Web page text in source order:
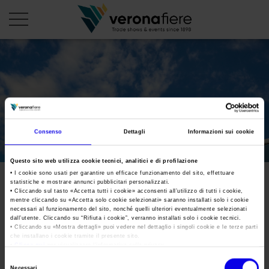
Consenso Dettagli Informazioni sui cookie
Questo sito web utilizza cookie tecnici, analitici e di profilazione
• I cookie sono usati per garantire un efficace funzionamento del sito, effettuare
statistiche e mostrare annunci pubblicitari personalizzati.
• Cliccando sul tasto «Accetta tutti i cookie» acconsenti all’utilizzo di tutti i cookie,
mentre cliccando su «Accetta solo cookie selezionati» saranno installati solo i cookie
necessari al funzionamento del sito, nonché quelli ulteriori eventualmente selezionati
dall’utente. Cliccando su “ Rifiuta i cookie”, verranno installati solo i cookie tecnici.
• Cliccando su «Mostra dettagli» puoi vedere nel dettaglio i singoli cookie e le terze parti
che installano i cookie tramite il presente sito.
PROFILO AZIENDALE
Statuto
Collegio Sindacale
Struttura organizzativa
Gruppo Veronafiere
Membership
LE NOSTRE FIERE
Calendario Estero 2026
Calendario Italia 2027 – Primo semestre
Calendario Estero 2027 – Primo semestre
I nostri prodotti in Italia
Organizza una Fiera
Mappa e Servizi in quartiere
Una fiera, la sua città. Perché Verona
AREA STAMPA
Cartella stampa
Comunicati Stampa
Galleria fotografica
Home
Info e servizi
Marmomac_2021_MXT1932
Tweet